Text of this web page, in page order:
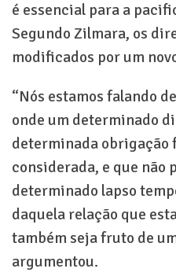
é essencial para a
Segundo Zilmara, os
modificados por um
“Nós estamos falando
onde um determinado
determinada
considerada, e que não
determinado lapso
daquela relação que
também seja fruto de
argumentou.